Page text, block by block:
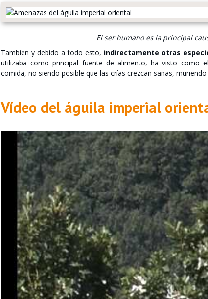
El ser humano es la principal
También y debido a todo esto, indirectamente otras
utilizaba como principal fuente de alimento, ha visto como
comida, no siendo posible que las crías crezcan sanas,
Vídeo del águila imperial